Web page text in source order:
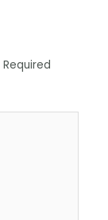
Required